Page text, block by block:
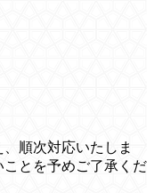
順次対応いたしま
とを予めご了承くだ